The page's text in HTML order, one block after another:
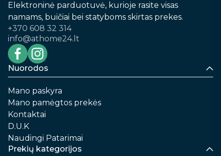
Elektroninė parduotuvė, kurioje rasite visas
namams, buičiai bei statyboms skirtas prekes.
+370 608 32 314
info@athome24.lt
Nuorodos
Mano paskyra
Mano pamėgtos prekės
Kontaktai
D.U.K
Naudingi Patarimai
Prekių kategorijos